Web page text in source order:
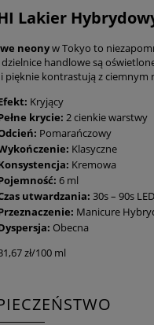
Lakier
neonyw Tokyo to
handlowe są
pięknie kontrastują z ciemnym
Kryjący
krycie: 2 cienkie warstwy
Pomarańczowy
Klasyczne
Kremowa
6 ml
utwardzania: 30s – 90s
Manicure
Obecna
zł/100 ml